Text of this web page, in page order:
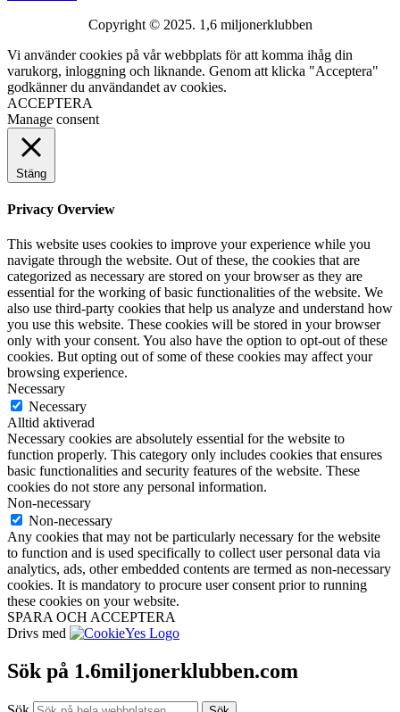
Copyright © 2025. 1,6 miljonerklubben
Vi använder cookies på vår webbplats för att komma ihåg din
varukorg, inloggning och liknande. Genom att klicka "Acceptera"
godkänner du användandet av cookies.
ACCEPTERA
Manage consent
Stäng
Privacy Overview
This website uses cookies to improve your experience while you
navigate through the website. Out of these, the cookies that are
categorized as necessary are stored on your browser as they are
essential for the working of basic functionalities of the website. We
also use third-party cookies that help us analyze and understand how
you use this website. These cookies will be stored in your browser
only with your consent. You also have the option to opt-out of these
cookies. But opting out of some of these cookies may affect your
browsing experience.
Necessary
Necessary
Alltid aktiverad
Necessary cookies are absolutely essential for the website to
function properly. This category only includes cookies that ensures
basic functionalities and security features of the website. These
cookies do not store any personal information.
Non-necessary
Non-necessary
Any cookies that may not be particularly necessary for the website
to function and is used specifically to collect user personal data via
analytics, ads, other embedded contents are termed as non-necessary
cookies. It is mandatory to procure user consent prior to running
these cookies on your website.
SPARA OCH ACCEPTERA
Drivs med
Sök på 1.6miljonerklubben.com